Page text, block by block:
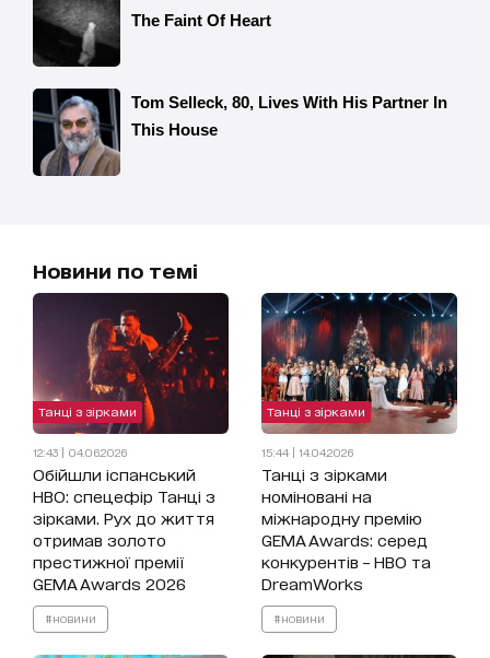
Новини по темі
Танці з зірками
12:43 | 04.06.2026
Обійшли іспанський
HBO: спецефір Танці з
зірками. Рух до життя
отримав золото
престижної премії
GEMA Awards 2026
#новини
Танці з зірками
15:44 | 14.04.2026
Танці з зірками
номіновані на
міжнародну премію
GEMA Awards: серед
конкурентів – HBO та
DreamWorks
#новини